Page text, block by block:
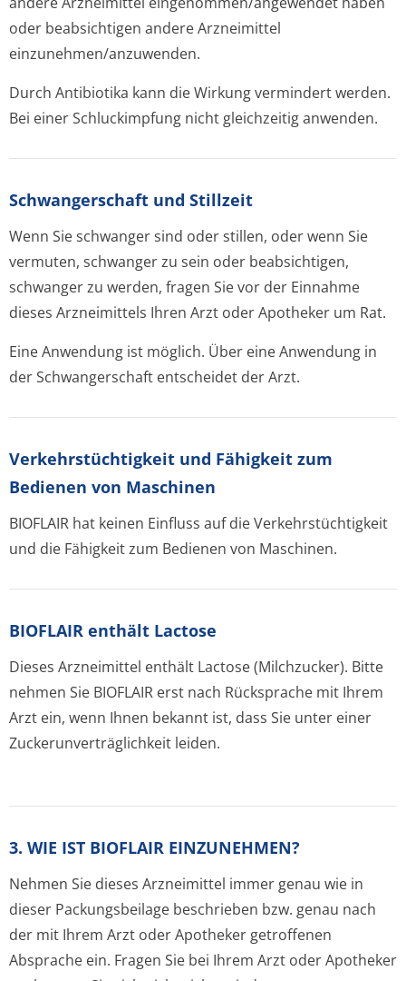
oder beabsichtigen andere Arzneimittel
einzunehmen/an­zuwenden.
Durch Antibiotika kann die Wirkung vermindert werden.
Bei einer Schluckimpfung nicht gleichzeitig anwenden.
Schwangerschaft und Stillzeit
Wenn Sie schwanger sind oder stillen, oder wenn Sie
vermuten, schwanger zu sein oder beabsichtigen,
schwanger zu werden, fragen Sie vor der Einnahme
dieses Arzneimittels Ihren Arzt oder Apotheker um Rat.
Eine Anwendung ist möglich. Über eine Anwendung in
der Schwangerschaft entscheidet der Arzt.
Verkehrstüchtig­keit und Fähigkeit zum
Bedienen von Maschinen
BIOFLAIR hat keinen Einfluss auf die Verkehrstüchtigkeit
und die Fähigkeit zum Bedienen von Maschinen.
BIOFLAIR enthält Lactose
Dieses Arzneimittel enthält Lactose (Milchzucker). Bitte
nehmen Sie BIOFLAIR erst nach Rücksprache mit Ihrem
Arzt ein, wenn Ihnen bekannt ist, dass Sie unter einer
Zuckerunverträglichke­it leiden.
3. WIE IST BIOFLAIR EINZUNEHMEN?
Nehmen Sie dieses Arzneimittel immer genau wie in
dieser Packungsbeilage beschrieben bzw. genau nach
der mit Ihrem Arzt oder Apotheker getroffenen
Absprache ein. Fragen Sie bei Ihrem Arzt oder Apotheker